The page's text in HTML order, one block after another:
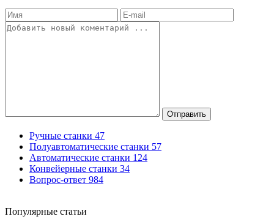
Отправить
Ручные станки 47
Полуавтоматические станки 57
Автоматические станки 124
Конвейерные станки 34
Вопрос-ответ 984
Популярные статьи